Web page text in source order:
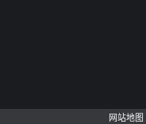
网站地图